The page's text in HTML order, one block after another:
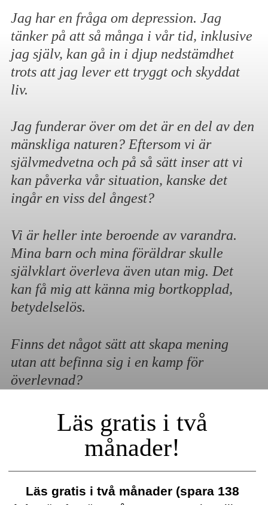
Jag har en fråga om depression. Jag
tänker på att så många i vår tid, inklusive
jag själv, kan gå in i djup nedstämdhet
trots att jag lever ett tryggt och skyddat
liv.
Jag funderar över om det är en del av den
mänskliga naturen? Eftersom vi är
självmedvetna och på så sätt inser att vi
kan påverka vår situation, kanske det
ingår en viss del ångest?
Vi är heller inte beroende av varandra.
Mina barn och mina föräldrar skulle
självklart överleva även utan mig. Det
kan få mig att känna mig bortkopplad,
betydelselös.
Finns det något sätt att skapa mening
utan att befinna sig i en kamp för
överlevnad?
Läs gratis i två
månader!
Läs gratis i två månader (spara 138